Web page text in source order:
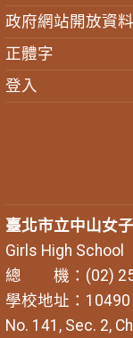
政府網站開放資
正體字
登入
臺北市立中山女
Girls High School
總 機：(02)
學校地址：
No. 141, Sec. 2,